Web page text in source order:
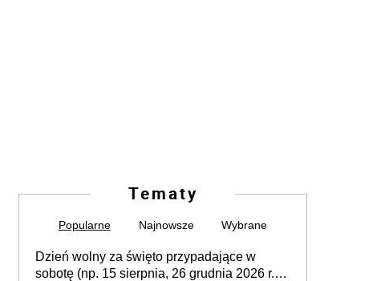
Tematy
Popularne Najnowsze Wybrane
Dzień wolny za święto przypadające w
sobotę (np. 15 sierpnia, 26 grudnia 2026 r.) –